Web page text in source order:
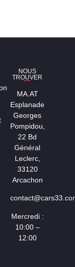
NOUS
TROUVER
MA.AT
Esplanade
Georges
Pompidou,
22 Bd
Général
Leclerc,
33120
Arcachon
Mercredi :
10:00 –
12:00